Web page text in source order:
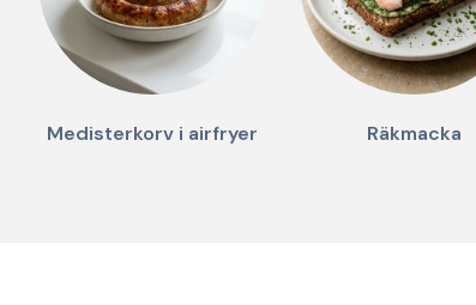
Medisterkorv i airfryer Räkmacka